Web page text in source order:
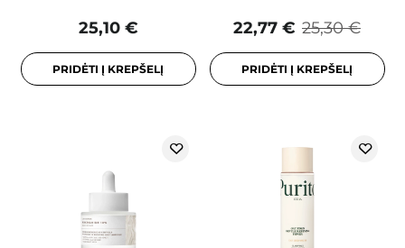
25,10 €
PRIDĖTI Į KREPŠELĮ
25,30 €
22,77 €
PRIDĖTI Į KREPŠELĮ